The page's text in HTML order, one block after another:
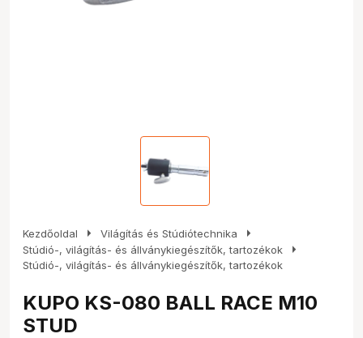
Kezdőoldal arrow_right Világítás és Stúdiótechnika arrow_right
Stúdió-, világítás- és állványkiegészítők, tartozékok arrow_right
Stúdió-, világítás- és állványkiegészítők, tartozékok
KUPO KS-080 BALL RACE M10
STUD